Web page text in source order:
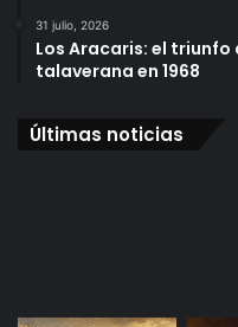
31 julio, 2026
Los Aracaris: el triunfo
talaverana en 1968
Últimas noticias